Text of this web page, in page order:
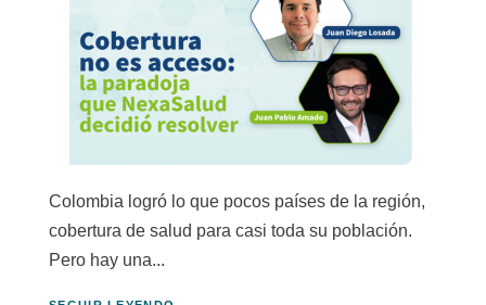
Colombia logró lo que pocos países de la región,
cobertura de salud para casi toda su población.
Pero hay una...